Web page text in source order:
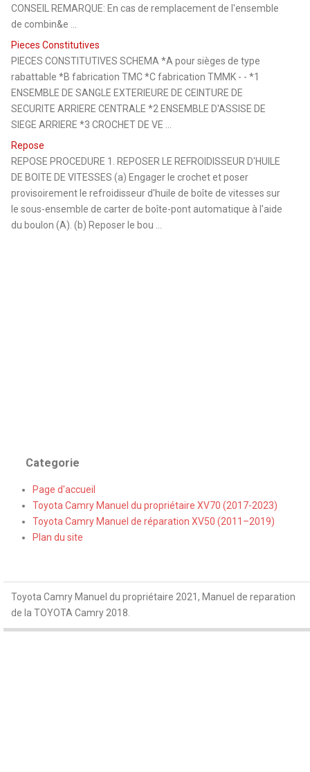
CONSEIL REMARQUE: En cas de remplacement de l'ensemble
de combin&e ...
Pieces Constitutives
PIECES CONSTITUTIVES SCHEMA *A pour sièges de type
rabattable *B fabrication TMC *C fabrication TMMK - - *1
ENSEMBLE DE SANGLE EXTERIEURE DE CEINTURE DE
SECURITE ARRIERE CENTRALE *2 ENSEMBLE D'ASSISE DE
SIEGE ARRIERE *3 CROCHET DE VE ...
Repose
REPOSE PROCEDURE 1. REPOSER LE REFROIDISSEUR D'HUILE
DE BOITE DE VITESSES (a) Engager le crochet et poser
provisoirement le refroidisseur d'huile de boîte de vitesses sur
le sous-ensemble de carter de boîte-pont automatique à l'aide
du boulon (A). (b) Reposer le bou ...
Categorie
Page d'accueil
Toyota Camry Manuel du propriétaire XV70 (2017-2023)
Toyota Camry Manuel de réparation XV50 (2011–2019)
Plan du site
Toyota Camry Manuel du propriétaire 2021, Manuel de reparation
de la TOYOTA Camry 2018.